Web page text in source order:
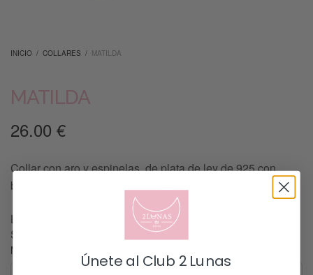
INICIO / COLLARES / MATILDA
MATILDA
26.00€
Collar con aro y espinelas, de plata de ley de 925 con
baño de oro de 18 k. Longitud 38 cm hasta 43 cm
Lo sentimos, este producto esta agotado.
Si le interesa, puede escribirnos un mensaje.
Nombre
Únete al Club 2 Lunas